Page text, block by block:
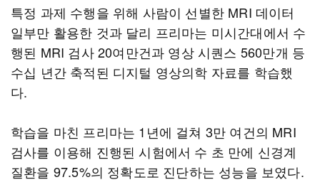
특정 과제 수행을 위해 사람이 선별한 MRI 데이터
일부만 활용한 것과 달리 프리마는 미시간대에서 수
행된 MRI 검사 20여만건과 영상 시퀀스 560만개 등
수십 년간 축적된 디지털 영상의학 자료를 학습했
다.
학습을 마친 프리마는 1년에 걸쳐 3만 여건의 MRI
검사를 이용해 진행된 시험에서 수 초 만에 신경계
질환을 97.5%의 정확도로 진단하는 성능을 보였다.